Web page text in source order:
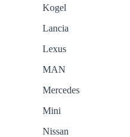
Kogel
Lancia
Lexus
MAN
Mercedes
Mini
Nissan